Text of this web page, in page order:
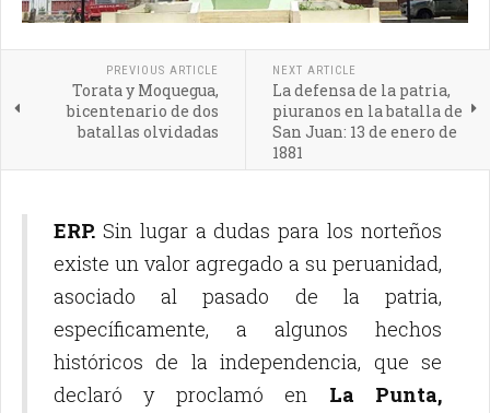
PREVIOUS ARTICLE
Torata y Moquegua,
bicentenario de dos
batallas olvidadas
NEXT ARTICLE
La defensa de la patria,
piuranos en la batalla de
San Juan: 13 de enero de
1881
ERP. Sin lugar a dudas para los norteños
existe un valor agregado a su peruanidad,
asociado al pasado de la patria,
específicamente, a algunos hechos
históricos de la independencia, que se
declaró y proclamó en La Punta,